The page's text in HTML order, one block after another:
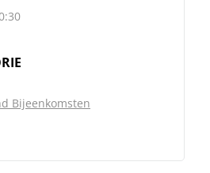
Bijeenkomsten